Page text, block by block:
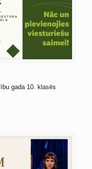
gada 10. klasēs